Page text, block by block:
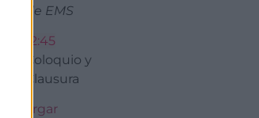
de EMS
12:45
Coloquio y
Clausura
Descargar